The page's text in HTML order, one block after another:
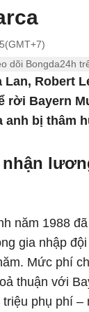
dõi Bongda24h
Robert
rời Bayern
bị thâm
năm 1988
gia nhập
Mức phí
thuận với
phụ phí –